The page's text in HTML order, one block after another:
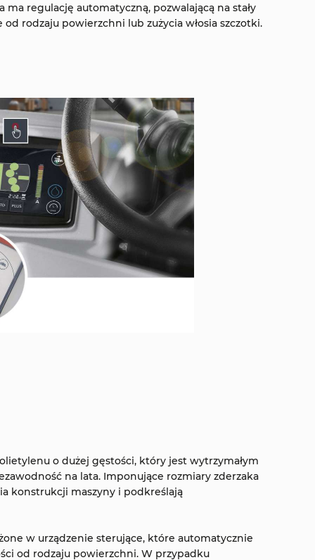
regulację automatyczną, pozwalającą na stały
rodzaju powierzchni lub zużycia włosia szczotki.
o dużej gęstości, który jest wytrzymałym
na lata. Imponujące rozmiary zderzaka
konstrukcji maszyny i podkreślają
w urządzenie sterujące, które automatycznie
od rodzaju powierzchni. W przypadku